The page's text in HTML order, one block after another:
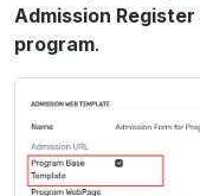
Admission Register
program.